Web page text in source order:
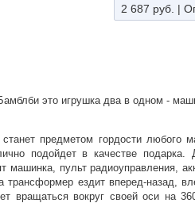
2 687 руб. |
это игрушка два в одном -
предметом гордости любого
подойдет в качестве подарка.
машинка, пульт радиоуправления,
ездит вперед-назад,
вращаться вокруг своей оси на